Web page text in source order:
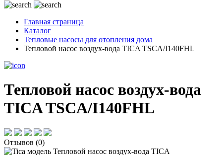
Главная страница
Каталог
Тепловые насосы для отопления дома
Тепловой насос воздух-вода TICA TSCA/I140FHL
Тепловой насос воздух-вода
TICA TSCA/I140FHL
Отзывов (0)